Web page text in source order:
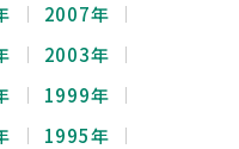
2007年
2003年
1999年
1995年